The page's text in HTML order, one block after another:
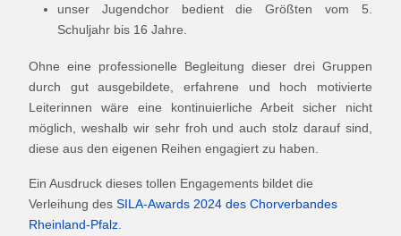
unser Jugendchor bedient die Größten vom 5.
Schuljahr bis 16 Jahre.
Ohne eine professionelle Begleitung dieser drei Gruppen
durch gut ausgebildete, erfahrene und hoch motivierte
Leiterinnen wäre eine kontinuierliche Arbeit sicher nicht
möglich, weshalb wir sehr froh und auch stolz darauf sind,
diese aus den eigenen Reihen engagiert zu haben.
Ein Ausdruck dieses tollen Engagements bildet die
Verleihung des SILA-Awards 2024 des Chorverbandes
Rheinland-Pfalz